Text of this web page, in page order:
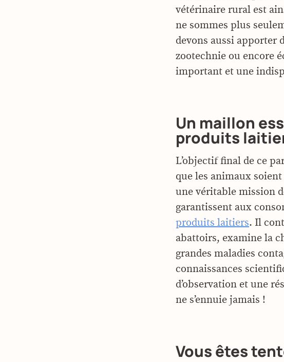
vétérinaire rural est
ne sommes plus
devons aussi apporter
zootechnie ou encore
important et une
Un maillon
produits
L’objectif final de ce
que les animaux
une véritable mission
garantissent aux
produits laitiers. Il
abattoirs, examine la
grandes maladies
connaissances
d’observation et une
ne s’ennuie jamais !
Vous êtes